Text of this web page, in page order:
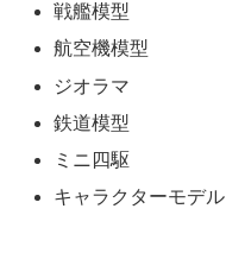
戦艦模型
航空機模型
ジオラマ
鉄道模型
ミニ四駆
キャラクターモデル